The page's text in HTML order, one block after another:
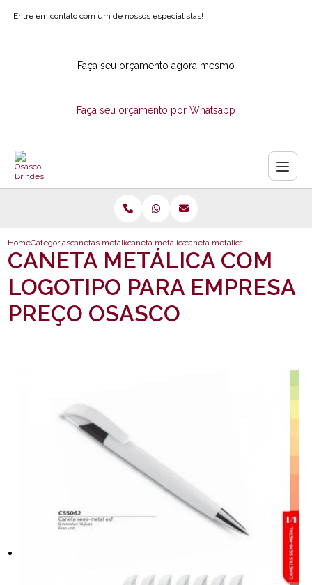
Entre em contato com um de nossos especialistas!
Faça seu orçamento agora mesmo
Faça seu orçamento por Whatsapp
HomeCategoriascanetas metalicascaneta metalica personalizada
caneta metalica com logotipo
CANETA METÁLICA COM
LOGOTIPO PARA EMPRESA
PREÇO OSASCO